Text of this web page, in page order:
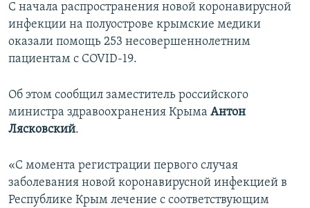
Все сайты RFE/RL
С начала распространения новой коронавирусной
инфекции на полуострове крымские медики
оказали помощь 253 несовершеннолетним
пациентам с COVID-19.
Об этом сообщил заместитель российского
министра здравоохранения Крыма Антон
Лясковский.
«С момента регистрации первого случая
заболевания новой коронавирусной инфекцией в
Республике Крым лечение с соответствующим